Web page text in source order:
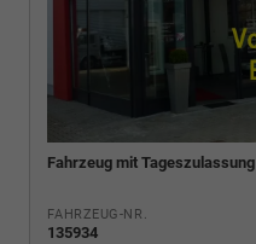
Fahrzeug mit Tageszulassung
FAHRZEUG-NR.
135934